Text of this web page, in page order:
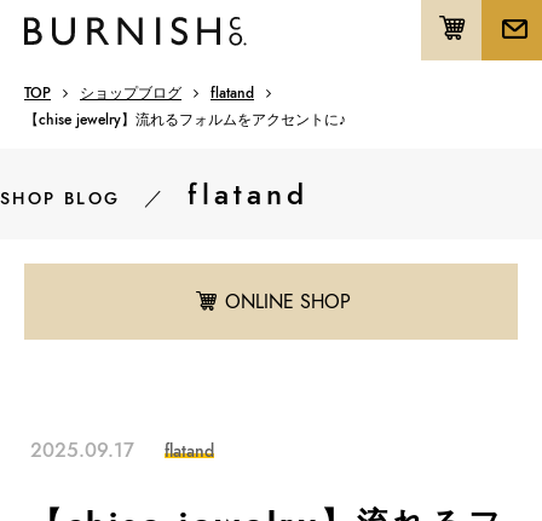
TOP ショップブログ
flatand
【chise jewelry】流れるフォルムをアクセントに♪
SHOP BLOG ／ flatand
ONLINE SHOP
2025.09.17 flatand